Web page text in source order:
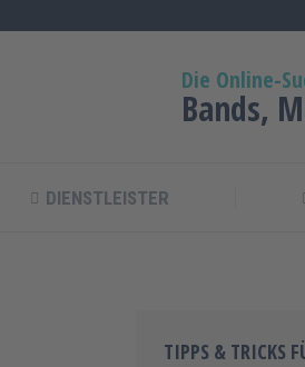
Die Online-
Bands,
DIENSTLEISTER
TIPPS & TRICKS